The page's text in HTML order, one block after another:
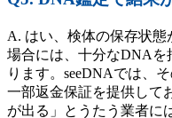
A. はい、検体の保存状
場合には、十分なDNAを
ります。seeDNAでは、
一部返金保証を提供して
が出る」とうたう業者に